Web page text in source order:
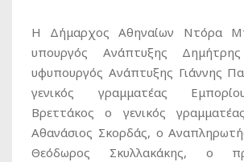
Η Δήμαρχος Αθηναίων Ντόρα
υπουργός Ανάπτυξης
υφυπουργός Ανάπτυξης Γιάννης
γενικός γραμματέας
Βρεττάκος ο γενικός
Αθανάσιος Σκορδάς, ο
Θεόδωρος Σκυλλακάκης, ο